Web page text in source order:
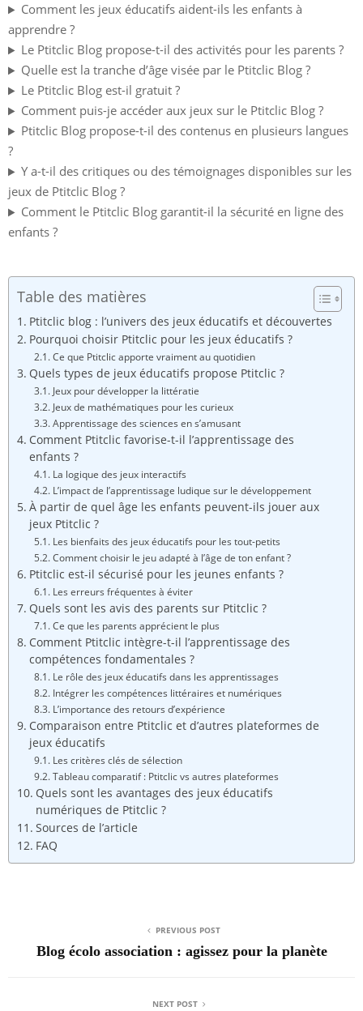
Comment les jeux éducatifs aident-ils les enfants à
apprendre ?
Le Ptitclic Blog propose-t-il des activités pour les parents ?
Quelle est la tranche d’âge visée par le Ptitclic Blog ?
Le Ptitclic Blog est-il gratuit ?
Comment puis-je accéder aux jeux sur le Ptitclic Blog ?
Ptitclic Blog propose-t-il des contenus en plusieurs langues
?
Y a-t-il des critiques ou des témoignages disponibles sur les
jeux de Ptitclic Blog ?
Comment le Ptitclic Blog garantit-il la sécurité en ligne des
enfants ?
Table des matières
Ptitclic blog : l’univers des jeux éducatifs et découvertes
Pourquoi choisir Ptitclic pour les jeux éducatifs ?
Ce que Ptitclic apporte vraiment au quotidien
Quels types de jeux éducatifs propose Ptitclic ?
Jeux pour développer la littératie
Jeux de mathématiques pour les curieux
Apprentissage des sciences en s’amusant
Comment Ptitclic favorise-t-il l’apprentissage des
enfants ?
La logique des jeux interactifs
L’impact de l’apprentissage ludique sur le développement
À partir de quel âge les enfants peuvent-ils jouer aux
jeux Ptitclic ?
Les bienfaits des jeux éducatifs pour les tout-petits
Comment choisir le jeu adapté à l’âge de ton enfant ?
Ptitclic est-il sécurisé pour les jeunes enfants ?
Les erreurs fréquentes à éviter
Quels sont les avis des parents sur Ptitclic ?
Ce que les parents apprécient le plus
Comment Ptitclic intègre-t-il l’apprentissage des
compétences fondamentales ?
Le rôle des jeux éducatifs dans les apprentissages
Intégrer les compétences littéraires et numériques
L’importance des retours d’expérience
Comparaison entre Ptitclic et d’autres plateformes de
jeux éducatifs
Les critères clés de sélection
Tableau comparatif : Ptitclic vs autres plateformes
Quels sont les avantages des jeux éducatifs
numériques de Ptitclic ?
Sources de l’article
FAQ
PREVIOUS POST
Blog écolo association : agissez pour la planète
NEXT POST